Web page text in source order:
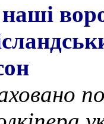
наші